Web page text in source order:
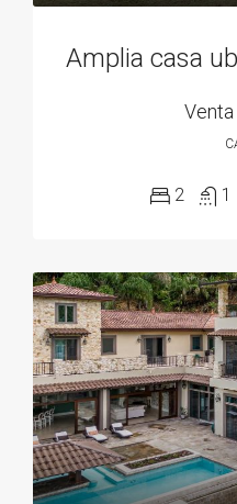
Venta
2 1